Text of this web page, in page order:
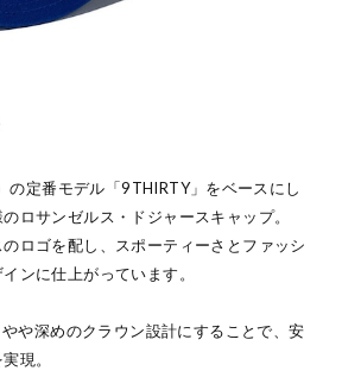
の定番モデル「9THIRTY」をベースにし
ロサンゼルス・ドジャースキャップ。
ロゴを配し、スポーティーさとファッシ
ンに仕上がっています。
や深めのクラウン設計にすることで、安
現。